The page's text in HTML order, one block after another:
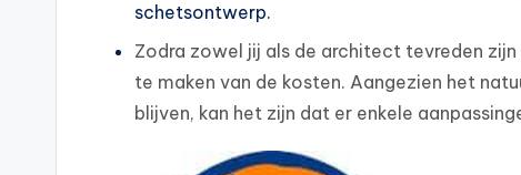
schetsontwerp.
Zodra zowel jij als de architect tevreden
te maken van de kosten. Aangezien het
blijven, kan het zijn dat er enkele